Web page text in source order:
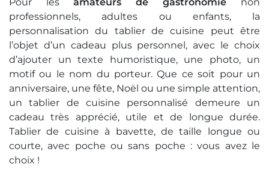
Pour les amateurs de gastronomie non
professionnels, adultes ou enfants, la
personnalisation du tablier de cuisine peut être
l’objet d’un cadeau plus personnel, avec le choix
d’ajouter un texte humoristique, une photo, un
motif ou le nom du porteur. Que ce soit pour un
anniversaire, une fête, Noël ou une simple attention,
un tablier de cuisine personnalisé demeure un
cadeau très apprécié, utile et de longue durée.
Tablier de cuisine à bavette, de taille longue ou
courte, avec poche ou sans poche : vous avez le
choix !